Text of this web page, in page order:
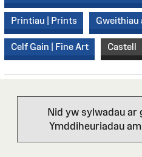
Printiau | Prints Gweithiau
Celf Gain | Fine Art Castell
Nid yw sylwadau ar
Ymddiheuriadau